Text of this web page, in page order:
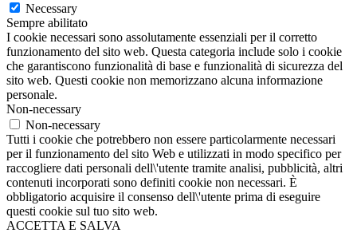
Necessary
Sempre abilitato
I cookie necessari sono assolutamente essenziali per il corretto
funzionamento del sito web. Questa categoria include solo i cookie
che garantiscono funzionalità di base e funzionalità di sicurezza del
sito web. Questi cookie non memorizzano alcuna informazione
personale.
Non-necessary
Non-necessary
Tutti i cookie che potrebbero non essere particolarmente necessari
per il funzionamento del sito Web e utilizzati in modo specifico per
raccogliere dati personali dell\'utente tramite analisi, pubblicità, altri
contenuti incorporati sono definiti cookie non necessari. È
obbligatorio acquisire il consenso dell\'utente prima di eseguire
questi cookie sul tuo sito web.
ACCETTA E SALVA